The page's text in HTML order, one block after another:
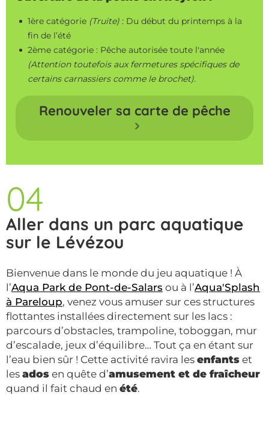
1ère catégorie (Truite) : Du début du printemps à la
fin de l’été
2ème catégorie : Pêche autorisée toute l'année
(Attention toutefois aux fermetures spécifiques de
certains carnassiers comme le brochet).
Renouveler sa carte de pêche
04
Aller dans un parc aquatique
sur le Lévézou
Bienvenue dans le monde du jeu aquatique ! À
l’Aqua Park de Pont-de-Salars ou à l’Aqua'Splash
à Pareloup, venez vous amuser sur ces structures
flottantes installées directement sur les lacs :
parcours d’obstacles, trampoline, toboggan, mur
d’escalade, jeux d’équilibre… Tout ça en étant sur
l’eau bien sûr ! Cette activité ravira les enfants et
les ados en quête d’amusement et de fraîcheur
quand il fait chaud en été.